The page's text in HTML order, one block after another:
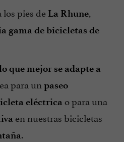
los pies de La Rhune,
gama de bicicletas de
que mejor se adapte a
para un paseo
eléctrica o para una
en nuestras bicicletas
.